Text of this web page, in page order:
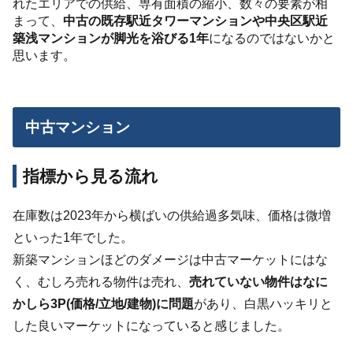
まって、中古の既存駅近タワーマンションや中央区駅近
築浅マンションが脚光を浴びる1年になるのではないかと
思います。
中古マンション
指標から見る流れ
在庫数は2023年から横ばいの供給過多気味、価格は微増
といった1年でした。
新築マンションほどのダメージは中古マーケットにはな
く、むしろ売れる物件は売れ、売れていない物件はなに
かしら3P(価格/立地/建物)に問題があり、白黒ハッキリと
した良いマーケットになっていると感じました。